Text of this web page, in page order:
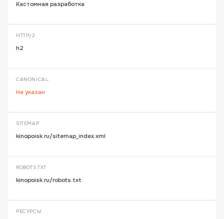
Кастомная разработка
HTTP/2
h2
CANONICAL
Не указан
SITEMAP
kinopoisk.ru/sitemap_index.xml
ROBOTS.TXT
kinopoisk.ru/robots.txt
РЕСУРСЫ